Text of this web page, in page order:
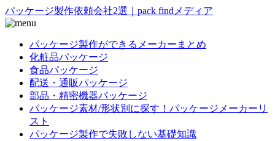
パッケージ製作依頼会社2選｜pack findメディア
パッケージ製作ができるメーカーまとめ
化粧品パッケージ
食品パッケージ
配送・通販パッケージ
部品・精密機器パッケージ
パッケージ素材/形状別に探す！パッケージメーカーリ
スト
パッケージ製作で失敗しない基礎知識